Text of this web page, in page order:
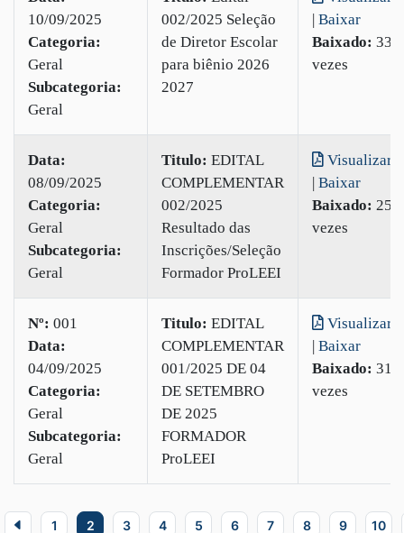
10/09/2025
Categoria:
Geral
Subcategoria:
Geral
002/2025 Seleção
de Diretor Escolar
para biênio 2026
2027
| Baixar
Baixado: 33
vezes
Data:
08/09/2025
Categoria:
Geral
Subcategoria:
Geral
Titulo: EDITAL
COMPLEMENTAR
002/2025
Resultado das
Inscrições/Seleção
Formador ProLEEI
Visualizar
| Baixar
Baixado: 25
vezes
Nº: 001
Data:
04/09/2025
Categoria:
Geral
Subcategoria:
Geral
Titulo: EDITAL
COMPLEMENTAR
001/2025 DE 04
DE SETEMBRO
DE 2025
FORMADOR
ProLEEI
Visualizar
| Baixar
Baixado: 31
vezes
1 2 3 4 5 6 7 8 9 10